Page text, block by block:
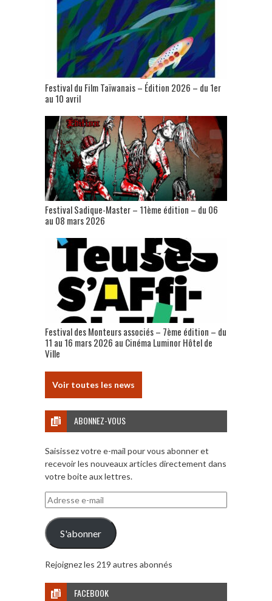
Festival du Film Taïwanais – Édition 2026 – du 1er
au 10 avril
Festival Sadique-Master – 11ème édition – du 06
au 08 mars 2026
Festival des Monteurs associés – 7ème édition – du
11 au 16 mars 2026 au Cinéma Luminor Hôtel de
Ville
Voir toutes les news
ABONNEZ-VOUS
Saisissez votre e-mail pour vous abonner et
recevoir les nouveaux articles directement dans
votre boite aux lettres.
Adresse
e-
mail
S'abonner
Rejoignez les 219 autres abonnés
FACEBOOK